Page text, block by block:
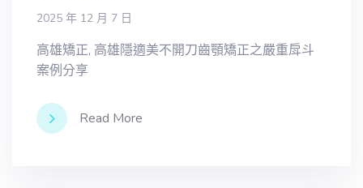
2025 年 12 月 7 日
高雄矯正, 高雄隱適美不開刀齒顎矯正之嚴重戽斗
案例分享
Read More